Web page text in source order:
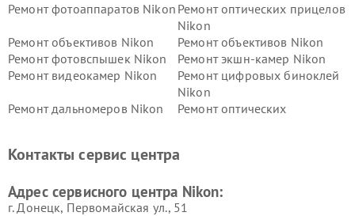
Ремонт фотоаппаратов Nikon Ремонт оптических прицелов
Nikon
Ремонт объективов Nikon
Ремонт объективов Nikon
Ремонт фотовспышек Nikon
Ремонт экшн-камер Nikon
Ремонт видеокамер Nikon
Ремонт цифровых биноклей
Nikon
Ремонт дальномеров Nikon
Ремонт оптических
Контакты сервис центра
Адрес сервисного центра Nikon:
г. Донецк, Первомайская ул., 51